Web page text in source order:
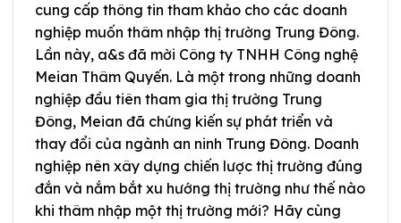
cung cấp thông tin tham khảo cho các doanh
nghiệp muốn thâm nhập thị trường Trung Đông.
Lần này, a&s đã mời Công ty TNHH Công nghệ
Meian Thâm Quyến. Là một trong những doanh
nghiệp đầu tiên tham gia thị trường Trung
Đông, Meian đã chứng kiến sự phát triển và
thay đổi của ngành an ninh Trung Đông. Doanh
nghiệp nên xây dựng chiến lược thị trường đúng
đắn và nắm bắt xu hướng thị trường như thế nào
khi thâm nhập một thị trường mới? Hãy cùng